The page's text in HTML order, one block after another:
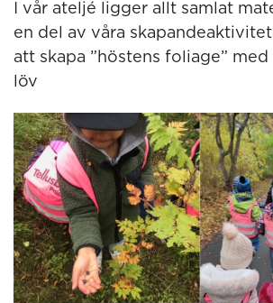
I vår ateljé ligger allt samlat
en del av våra
att skapa ”höstens foliage”
löv